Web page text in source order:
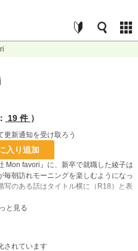
19 件 ）
更新通知を受け取ろう
入り追加
Mon favori』に、新卒で就職した綾子は
朝訪れモーニングを楽しむようになっ
写のある話はタイトル横に（R18）と表
件
件
されています